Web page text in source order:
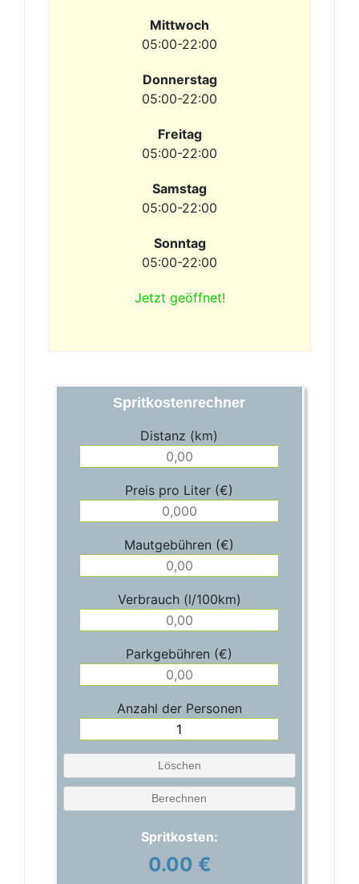
Mittwoch
05:00-22:00
Donnerstag
05:00-22:00
Freitag
05:00-22:00
Samstag
05:00-22:00
Sonntag
05:00-22:00
Jetzt geöffnet!
Spritkostenrechner
Distanz (km)
Preis pro Liter (€)
Mautgebühren (€)
Verbrauch (l/100km)
Parkgebühren (€)
Anzahl der Personen
Löschen
Berechnen
Spritkosten:
0.00 €